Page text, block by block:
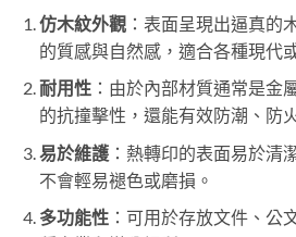
仿木紋外觀：表面呈現出逼真的
的質感與自然感，適合各種現代
耐用性：由於內部材質通常是金
的抗撞擊性，還能有效防潮、防
易於維護：熱轉印的表面易於清
不會輕易褪色或磨損。
多功能性：可用於存放文件、公